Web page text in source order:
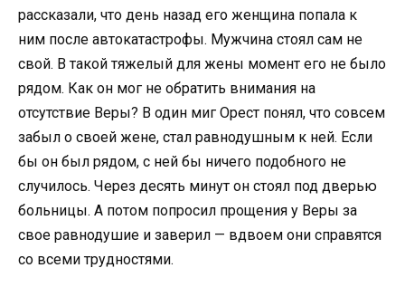
рассказали, что день назад его женщина попала к
ним после автокатастрофы. Мужчина стоял сам не
свой. В такой тяжелый для жены момент его не было
рядом. Как он мог не обратить внимания на
отсутствие Веры? В один миг Орест понял, что совсем
забыл о своей жене, стал равнодушным к ней. Если
бы он был рядом, с ней бы ничего подобного не
случилось. Через десять минут он стоял под дверью
больницы. А потом попросил прощения у Веры за
свое равнодушие и заверил — вдвоем они справятся
со всеми трудностями.